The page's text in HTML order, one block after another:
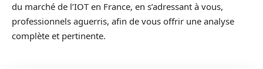
du marché de l’IOT en France, en s’adressant à vous,
professionnels aguerris, afin de vous offrir une analyse
complète et pertinente.